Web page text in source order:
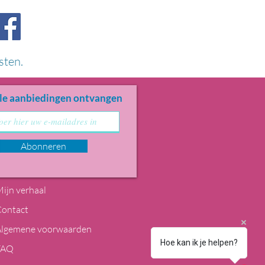
aanbiedingen ontvangen
Abonneren
verhaal
voorwaarden
Hoe kan ik je helpen?